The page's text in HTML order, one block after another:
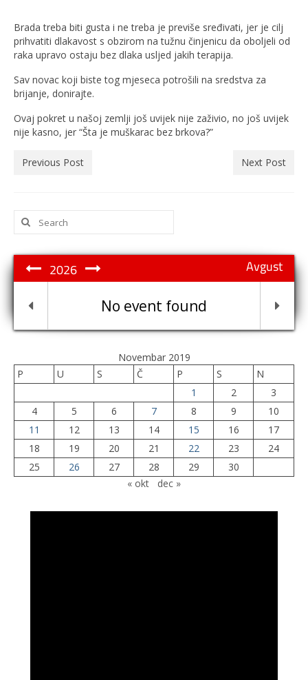
Brada treba biti gusta i ne treba je previše sređivati, jer je cilj
prihvatiti dlakavost s obzirom na tužnu činjenicu da oboljeli od
raka upravo ostaju bez dlaka usljed jakih terapija.
Sav novac koji biste tog mjeseca potrošili na sredstva za
brijanje, donirajte.
Ovaj pokret u našoj zemlji još uvijek nije zaživio, no još uvijek
nije kasno, jer “Šta je muškarac bez brkova?”
Previous Post Next Post
Search
for:
Avgust
2026
No event found
Novembar 2019
P
U S Č P S
N
1
2
3
4
5 6 7 8 9
10
11
12 13 14 15 16
17
18
19 20 21 22 23
24
25
26 27 28 29
30
« okt
dec »